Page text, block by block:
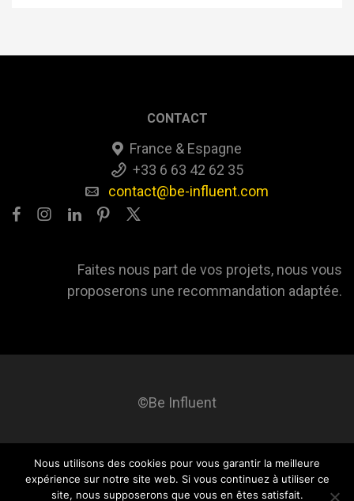
CONTACT
France & Espagne
+33 6 63 42 62 35
contact@be-influent.com
Faites nous part de vos projets, nous vous
proposerons une recommandation adaptée.
©Be Influent
Be influent A propos Blog Contact Mentions légales
Nous utilisons des cookies pour vous garantir la meilleure
expérience sur notre site web. Si vous continuez à utiliser ce
site, nous supposerons que vous en êtes satisfait.